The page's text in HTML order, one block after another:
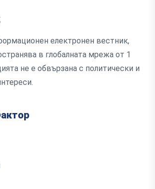
електронен вестник,
в глобалната мрежа от 1
не е обвързана с политически и